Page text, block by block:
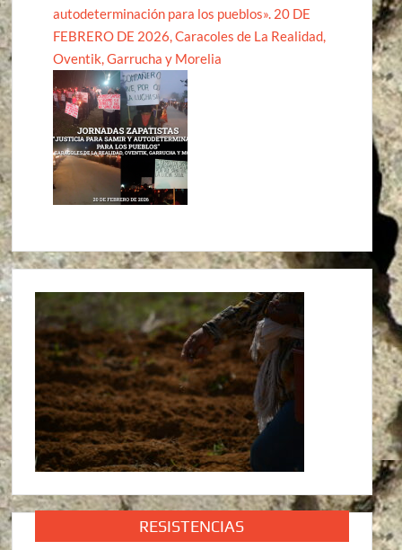
autodeterminación para los pueblos». 20 DE
FEBRERO DE 2026, Caracoles de La Realidad,
Oventik, Garrucha y Morelia
RESISTENCIAS